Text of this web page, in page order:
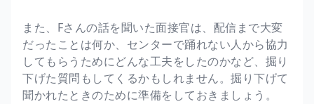
また、Fさんの話を聞いた面接官は、配信まで大変
だったことは何か、センターで踊れない人から協力
してもらうためにどんな工夫をしたのかなど、掘り
下げた質問もしてくるかもしれません。掘り下げて
聞かれたときのために準備をしておきましょう。